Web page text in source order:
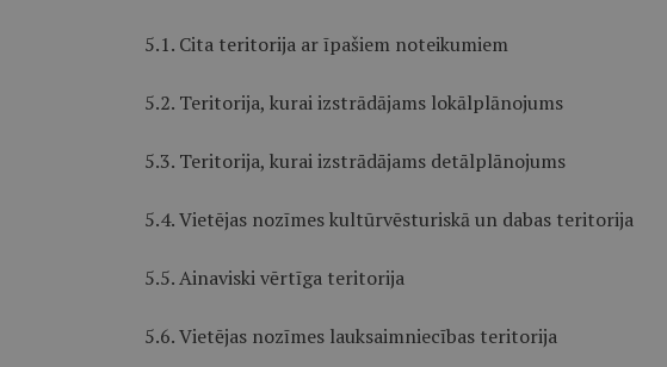
5.1. Cita teritorija ar īpašiem noteikumiem
5.2. Teritorija, kurai izstrādājams lokālplānojums
5.3. Teritorija, kurai izstrādājams detālplānojums
5.4. Vietējas nozīmes kultūrvēsturiskā un dabas teritorija
5.5. Ainaviski vērtīga teritorija
5.6. Vietējas nozīmes lauksaimniecības teritorija